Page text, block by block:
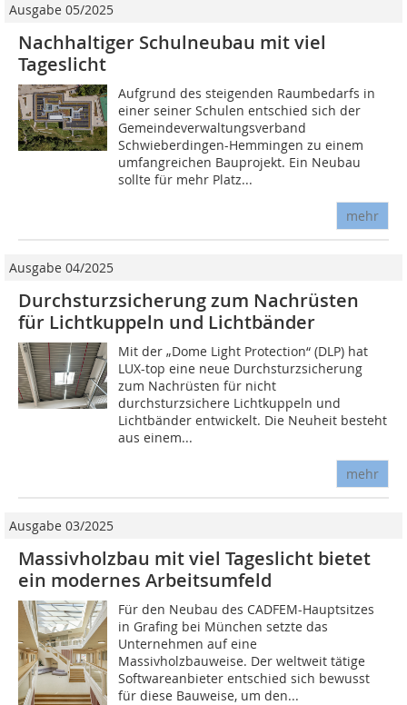
Ausgabe 05/2025
Nachhaltiger Schulneubau mit viel
Tageslicht
Aufgrund des steigenden Raumbedarfs in
einer seiner Schulen entschied sich der
Gemeindeverwaltungsverband
Schwieberdingen-Hemmingen zu einem
umfangreichen Bauprojekt. Ein Neubau
sollte für mehr Platz...
mehr
Ausgabe 04/2025
Durchsturzsicherung zum Nachrüsten
für Lichtkuppeln und Lichtbänder
Mit der „Dome Light Protection“ (DLP) hat
LUX-top eine neue Durchsturzsicherung
zum Nachrüsten für nicht
durchsturzsichere Lichtkuppeln und
Lichtbänder entwickelt. Die Neuheit besteht
aus einem...
mehr
Ausgabe 03/2025
Massivholzbau mit viel Tageslicht bietet
ein modernes Arbeitsumfeld
Für den Neubau des CADFEM-Hauptsitzes
in Grafing bei München setzte das
Unternehmen auf eine
Massivholzbauweise. Der weltweit tätige
Softwareanbieter entschied sich bewusst
für diese Bauweise, um den...